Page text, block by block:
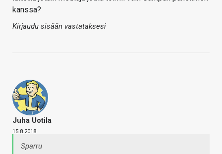
kanssa?
Kirjaudu sisään vastataksesi
Juha Uotila
15.8.2018
Sparru